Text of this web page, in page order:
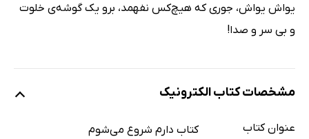
یواش یواش، جوری که هیچ‌کس نفهمد، برو یک گوشه‌ی خلوت
و بی سر و صدا!
مشخصات کتاب الکترونیک
عنوان کتاب کتاب دارم شروع می‌شوم